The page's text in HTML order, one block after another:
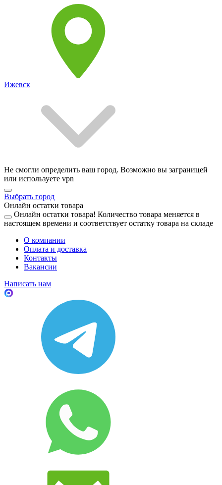
Ижевск
Не смогли определить ваш город. Возможно вы заграницей
или используете vpn
Выбрать город
Онлайн остатки товара
Онлайн остатки товара! Количество товара меняется в
настоящем времени и соответствует остатку товара на складе
О компании
Оплата и доставка
Контакты
Вакансии
Написать нам